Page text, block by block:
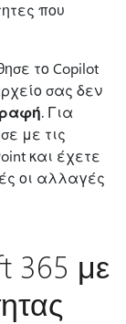
που
το Copilot
σας δεν
. Για
με τις
και έχετε
οι αλλαγές
365 με